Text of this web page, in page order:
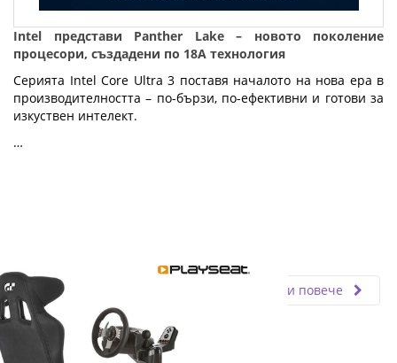
Intel представи Panther Lake – новото поколение
процесори, създадени по 18A технология
Серията Intel Core Ultra 3 поставя началото на нова ера в
производителността – по-бързи, по-ефективни и готови за
изкуствен интелект.
…
Прочети повече